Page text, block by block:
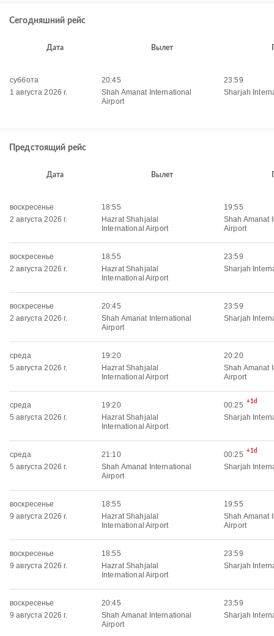
Сегодняшний рейс
Дата Вылет
суббота
1 августа 2026 г.
20:45
Shah Amanat International
Airport
23:59
Sharjah
Предстоящий рейс
Дата Вылет
воскресенье
2 августа 2026 г.
18:55
Hazrat Shahjalal
International Airport
19:55
Shah Amanat
Airport
воскресенье
2 августа 2026 г.
18:55
Hazrat Shahjalal
International Airport
23:59
Sharjah
воскресенье
2 августа 2026 г.
20:45
Shah Amanat International
Airport
23:59
Sharjah
среда
5 августа 2026 г.
19:20
Hazrat Shahjalal
International Airport
20:20
Shah Amanat
Airport
среда
5 августа 2026 г.
19:20
Hazrat Shahjalal
International Airport
00:25 +1d
Sharjah
среда
5 августа 2026 г.
21:10
Shah Amanat International
Airport
00:25 +1d
Sharjah
воскресенье
9 августа 2026 г.
18:55
Hazrat Shahjalal
International Airport
19:55
Shah Amanat
Airport
воскресенье
9 августа 2026 г.
18:55
Hazrat Shahjalal
International Airport
23:59
Sharjah
воскресенье
9 августа 2026 г.
20:45
Shah Amanat International
Airport
23:59
Sharjah